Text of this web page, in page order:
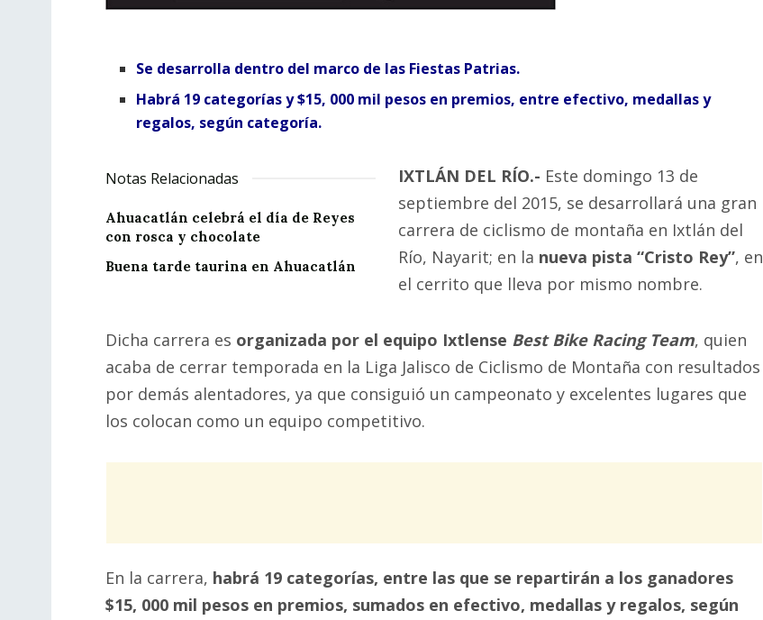
Se desarrolla dentro del marco de las Fiestas Patrias.
Habrá 19 categorías y $15, 000 mil pesos en premios, entre efectivo, medallas y
regalos, según categoría.
Notas Relacionadas
Ahuacatlán celebrá el día de Reyes
con rosca y chocolate
Buena tarde taurina en Ahuacatlán
IXTLÁN DEL RÍO.- Este domingo 13 de
septiembre del 2015, se desarrollará una gran
carrera de ciclismo de montaña en Ixtlán del
Río, Nayarit; en la nueva pista “Cristo Rey”, en
el cerrito que lleva por mismo nombre.
Dicha carrera es organizada por el equipo Ixtlense Best Bike Racing Team, quien
acaba de cerrar temporada en la Liga Jalisco de Ciclismo de Montaña con resultados
por demás alentadores, ya que consiguió un campeonato y excelentes lugares que
los colocan como un equipo competitivo.
En la carrera, habrá 19 categorías, entre las que se repartirán a los ganadores
$15, 000 mil pesos en premios, sumados en efectivo, medallas y regalos, según